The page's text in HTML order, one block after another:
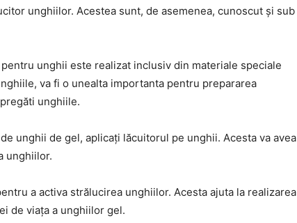
unghiilor. Acestea sunt, de asemenea, cunoscut și sub
unghii este realizat inclusiv din materiale speciale
va fi o unealta importanta pentru prepararea
unghiile.
unghii de gel, aplicați lăcuitorul pe unghii. Acesta va avea
unghiilor.
a activa strălucirea unghiilor. Acesta ajuta la realizarea
de viața a unghiilor gel.